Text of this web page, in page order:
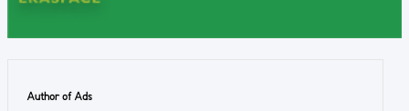
Author of Ads